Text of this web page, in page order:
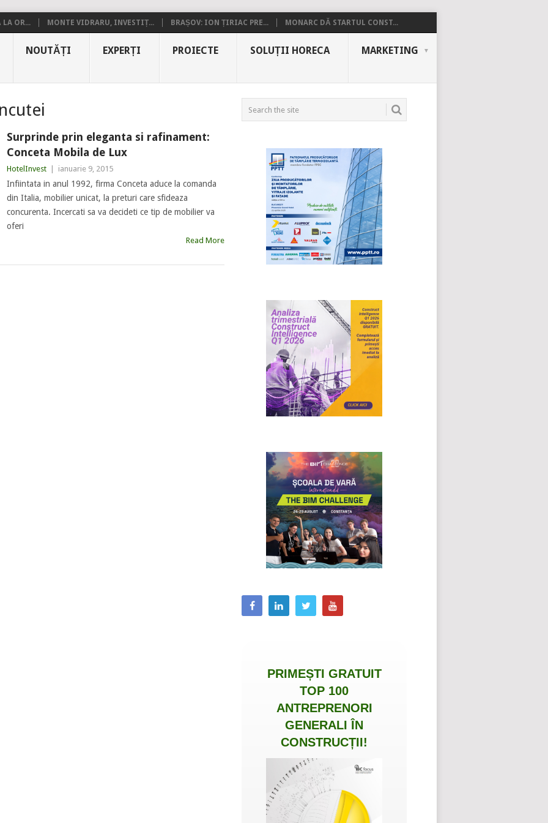
LA OR... MONTE VIDRARU, INVESTIȚ... BRAȘOV: ION ȚIRIAC PRE... MONARC DĂ STARTUL CONST...
NOUTĂȚI EXPERȚI PROIECTE SOLUȚII HORECA MARKETING
Surprinde prin eleganta si rafinament:
Conceta Mobila de Lux
HotelInvest ianuarie 9, 2015
Infiintata in anul 1992, firma Conceta aduce la comanda
din Italia, mobilier unicat, la preturi care sfideaza
concurenta. Incercati sa va decideti ce tip de mobilier va
oferi
Read More
PRIMEȘTI GRATUIT
TOP 100
ANTREPRENORI
GENERALI ÎN
CONSTRUCȚII!